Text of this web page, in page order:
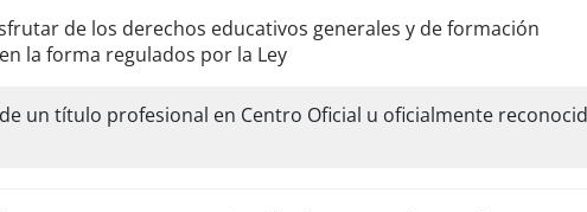
de los derechos educativos generales y de formación
la forma regulados por la Ley
un título profesional en Centro Oficial u oficialmente